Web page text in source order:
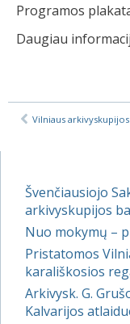
Programos
Daugiau
Švenčiausiojo
arkivyskupijos
Nuo mokymų –
Pristatomos
karališkosios
Arkivysk. G.
Kalvarijos